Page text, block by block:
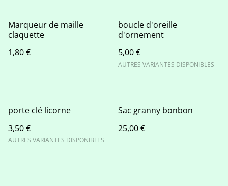
Marqueur de maille
claquette
1,80 €
boucle d'oreille
d'ornement
5,00 €
AUTRES VARIANTES DISPONIBLES
porte clé licorne
3,50 €
AUTRES VARIANTES DISPONIBLES
Sac granny bonbon
25,00 €